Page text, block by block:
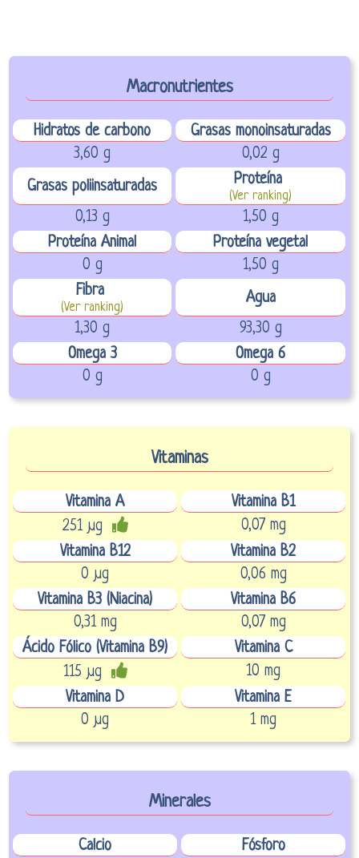
Macronutrientes
Hidratos de carbono
Grasas monoinsaturadas
3,60 g
0,02 g
Grasas poliinsaturadas
Proteína
(Ver ranking)
0,13 g
1,50 g
Proteína Animal
Proteína vegetal
0 g
1,50 g
Fibra
(Ver ranking)
Agua
1,30 g
93,30 g
Omega 3
Omega 6
0 g
0 g
Vitaminas
Vitamina A
Vitamina B1
251 µg
0,07 mg
Vitamina B12
Vitamina B2
0 µg
0,06 mg
Vitamina B3 (Niacina)
Vitamina B6
0,31 mg
0,07 mg
Ácido Fólico (Vitamina B9)
Vitamina C
115 µg
10 mg
Vitamina D
Vitamina E
0 µg
1 mg
Minerales
Calcio
Fósforo